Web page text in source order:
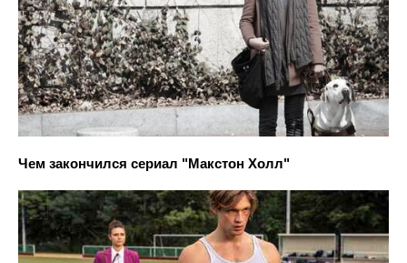
Чем закончился сериал "Макстон Холл"